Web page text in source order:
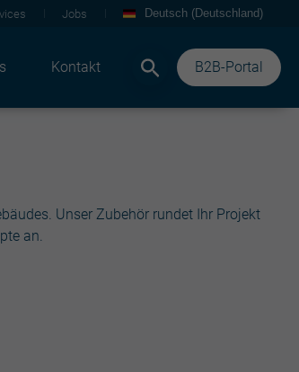
Kontakt B2B-Portal
Jobs Deutsch (Deutschland)
Unser Zubehör rundet Ihr Projekt
an.